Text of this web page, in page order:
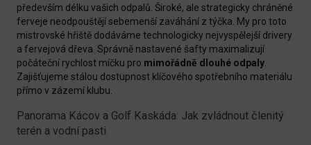
především délku vašich odpalů. Široké, ale strategicky chráněné
ferveje neodpouštějí sebemenší zaváhání z týčka. My pro toto
mistrovské hřiště dodáváme technologicky nejvyspělejší drivery
a fervejová dřeva. Správně nastavené šafty maximalizují
počáteční rychlost míčku pro mimořádně dlouhé odpaly
Zajišťujeme stálou dostupnost klíčového spotřebního materiálu
přímo v zázemí klubu.
Panorama Kácov a Golf Kaskáda: Jak zvládnout členitý
terén a vodní pasti